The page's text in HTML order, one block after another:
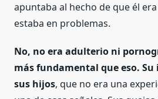
apuntaba al hecho de que él
estaba en problemas.
No, no era adulterio ni
más fundamental que eso. Su
sus hijos, que no era una